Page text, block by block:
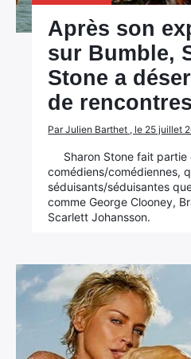
Après son
sur Bumble,
Stone a
de rencontres
Par Julien Barthet , le 25 juillet
Sharon Stone fait partie
comédiens/comédiennes,
séduisants/séduisantes
comme George Clooney,
Scarlett Johansson.